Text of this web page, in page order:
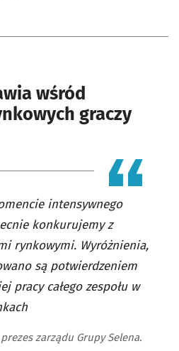
wśród
graczy
intensywnego
konkurujemy z
rynkowymi. Wyróżnienia,
są potwierdzeniem
pracy całego zespołu w
zarządu Grupy Selena.